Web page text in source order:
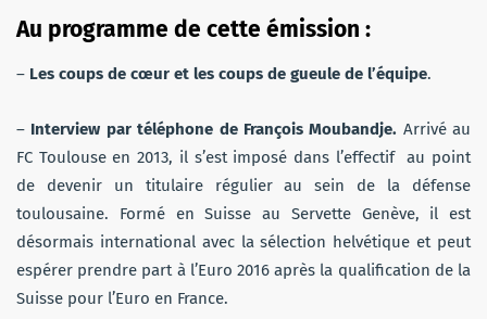
Au programme de cette émission :
– Les coups de cœur et les coups de gueule de l’équipe.
– Interview par téléphone de François Moubandje. Arrivé au
FC Toulouse en 2013, il s’est imposé dans l’effectif au point
de devenir un titulaire régulier au sein de la défense
toulousaine. Formé en Suisse au Servette Genève, il est
désormais international avec la sélection helvétique et peut
espérer prendre part à l’Euro 2016 après la qualification de la
Suisse pour l’Euro en France.